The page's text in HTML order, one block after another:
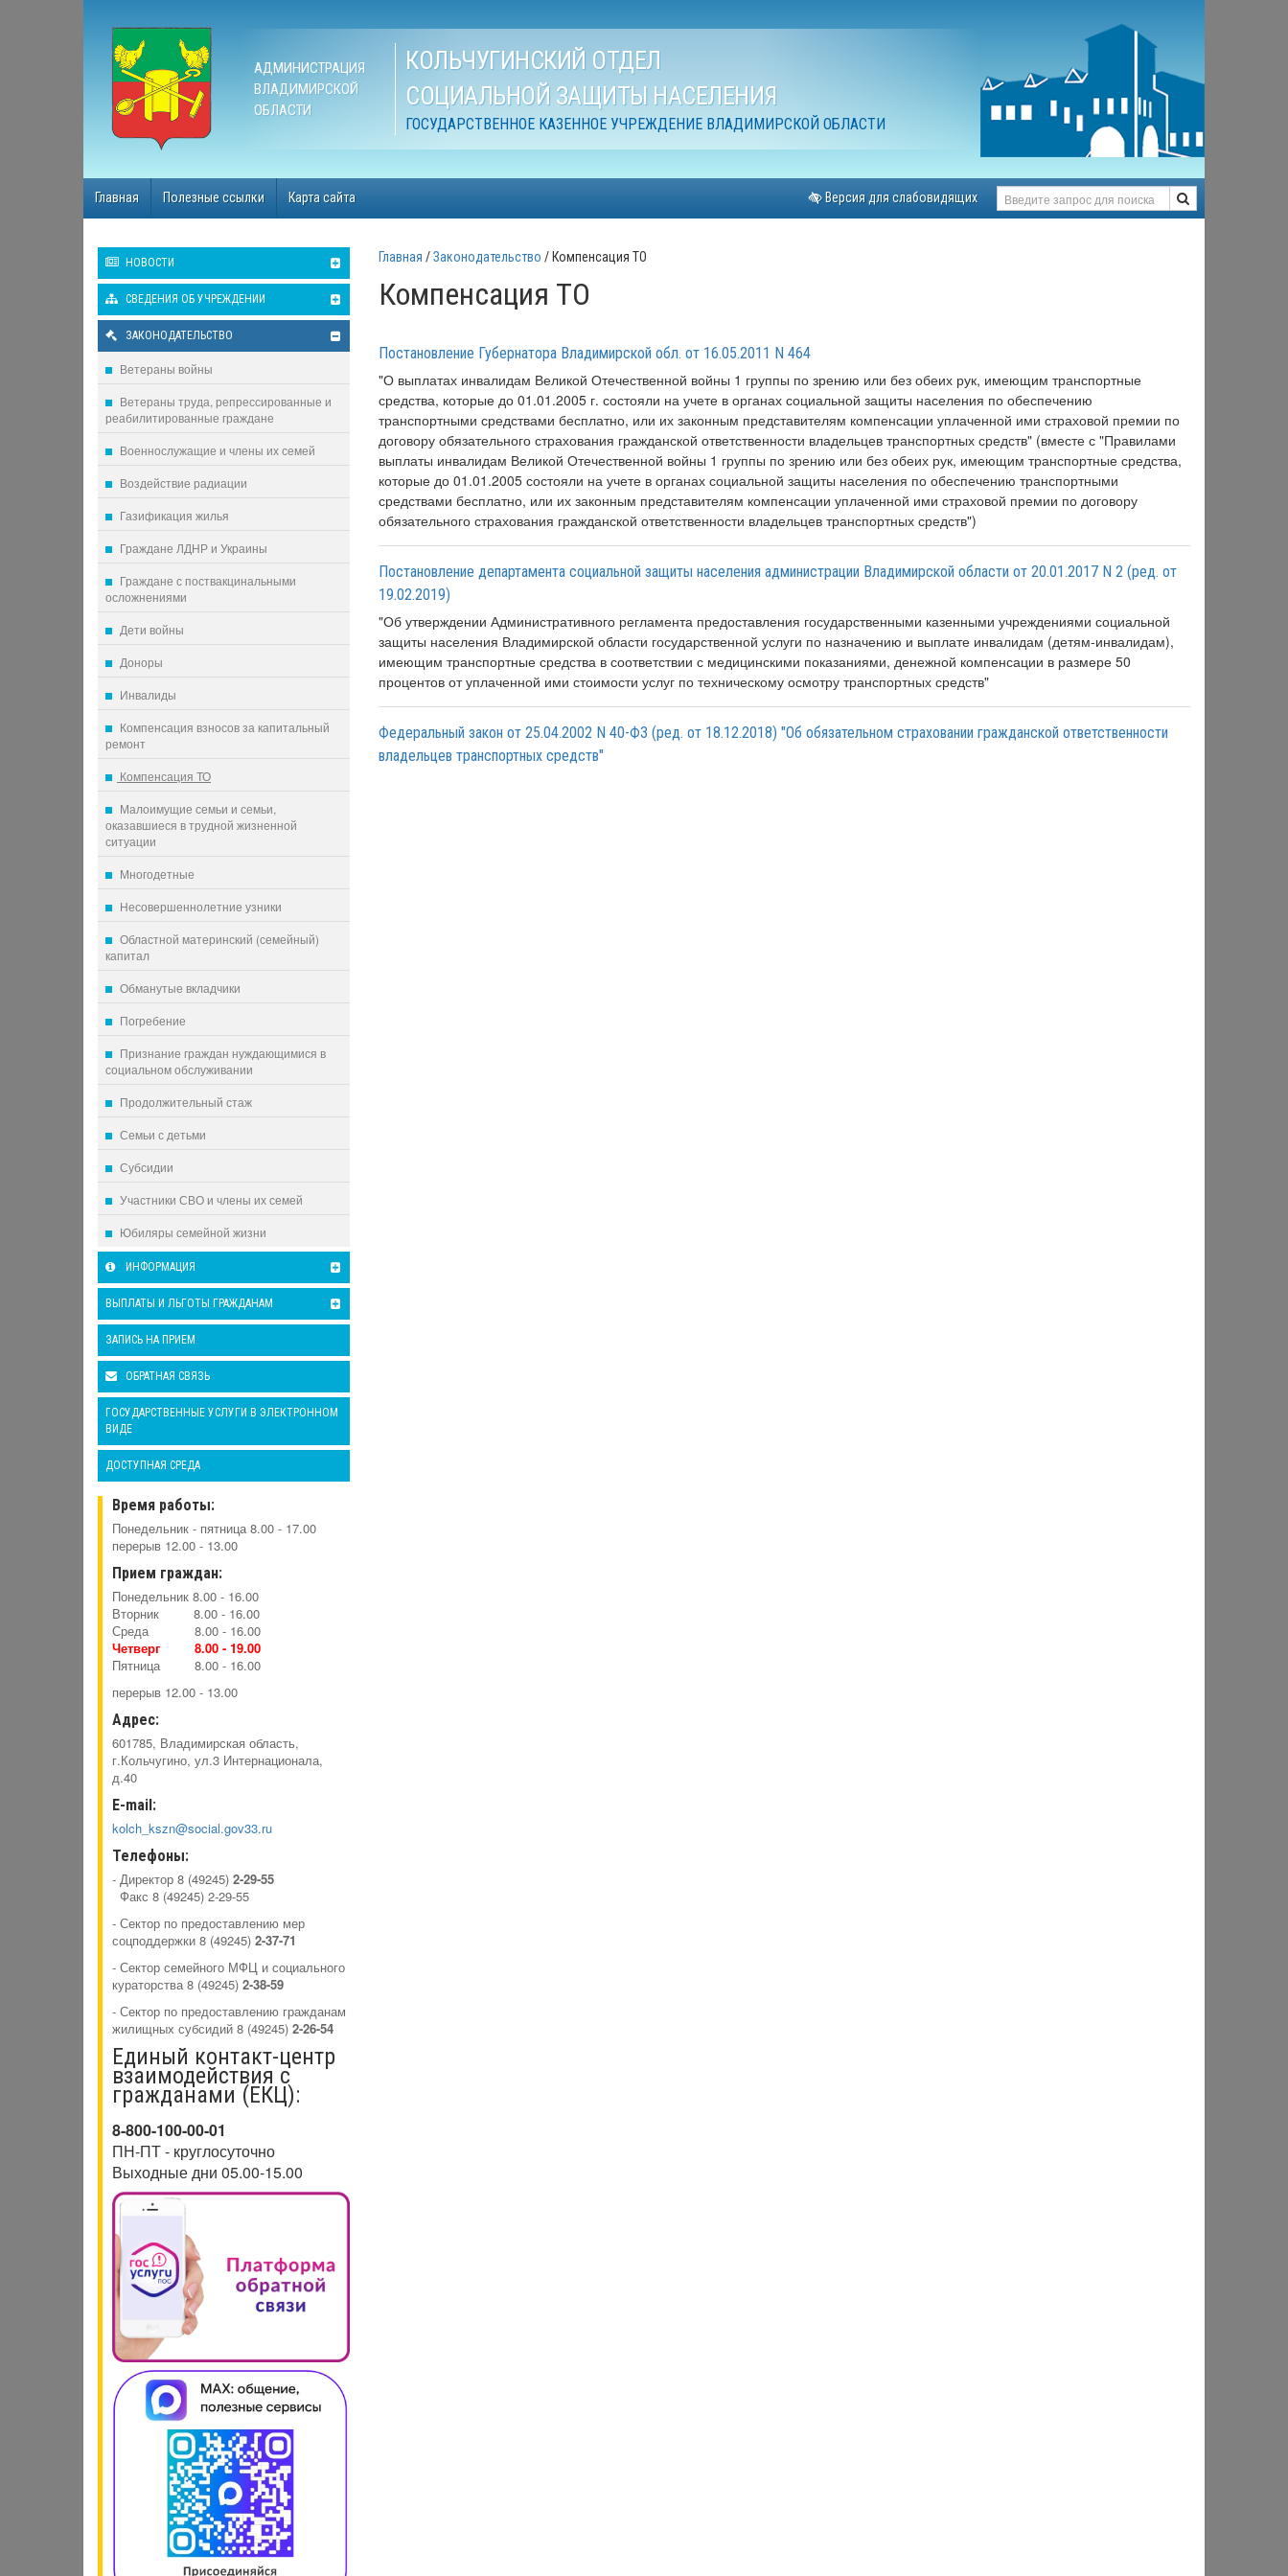
АДМИНИСТРАЦИЯ
ВЛАДИМИРСКОЙ
ОБЛАСТИ
КОЛЬЧУГИНСКИЙ ОТДЕЛ
СОЦИАЛЬНОЙ ЗАЩИТЫ НАСЕЛЕНИЯ
ГОСУДАРСТВЕННОЕ КАЗЕННОЕ УЧРЕЖДЕНИЕ ВЛАДИМИРСКОЙ ОБЛАСТИ
Главная Полезные ссылки Карта сайта Версия для слабовидящих
НОВОСТИ
СВЕДЕНИЯ ОБ УЧРЕЖДЕНИИ
ЗАКОНОДАТЕЛЬСТВО
Ветераны войны
Ветераны труда, репрессированные и
реабилитированные граждане
Военнослужащие и члены их семей
Воздействие радиации
Газификация жилья
Граждане ЛДНР и Украины
Граждане с поствакцинальными
осложнениями
Дети войны
Доноры
Инвалиды
Компенсация взносов за капитальный
ремонт
Компенсация ТО
Малоимущие семьи и семьи,
оказавшиеся в трудной жизненной
ситуации
Многодетные
Несовершеннолетние узники
Областной материнский (семейный)
капитал
Обманутые вкладчики
Погребение
Признание граждан нуждающимися в
социальном обслуживании
Продолжительный стаж
Семьи с детьми
Субсидии
Участники СВО и члены их семей
Юбиляры семейной жизни
ИНФОРМАЦИЯ
ВЫПЛАТЫ И ЛЬГОТЫ ГРАЖДАНАМ
ЗАПИСЬ НА ПРИЕМ
ОБРАТНАЯ СВЯЗЬ
ГОСУДАРСТВЕННЫЕ УСЛУГИ В ЭЛЕКТРОННОМ
ВИДЕ
ДОСТУПНАЯ СРЕДА
Время работы:
Понедельник - пятница 8.00 - 17.00
перерыв 12.00 - 13.00
Прием граждан:
Понедельник 8.00 - 16.00
Вторник 8.00 - 16.00
Среда 8.00 - 16.00
Четверг 8.00 - 19.00
Пятница 8.00 - 16.00
перерыв 12.00 - 13.00
Адрес:
601785, Владимирская область,
г.Кольчугино, ул.3 Интернационала,
д.40
E-mail:
kolch_kszn@social.gov33.ru
Телефоны:
- Директор 8 (49245) 2-29-55
Факс 8 (49245) 2-29-55
- Сектор по предоставлению мер
соцподдержки 8 (49245) 2-37-71
- Сектор семейного МФЦ и социального
кураторства 8 (49245) 2-38-59
- Сектор по предоставлению гражданам
жилищных субсидий 8 (49245) 2-26-54
Единый контакт-центр
взаимодействия с
гражданами (ЕКЦ):
8-800-100-00-01
ПН-ПТ - круглосуточно
Выходные дни 05.00-15.00
Главная Законодательство Компенсация ТО
Компенсация ТО
Постановление Губернатора Владимирской обл. от 16.05.2011 N 464
"О выплатах инвалидам Великой Отечественной войны 1 группы по зрению или без обеих рук, имеющим транспортные
средства, которые до 01.01.2005 г. состояли на учете в органах социальной защиты населения по обеспечению
транспортными средствами бесплатно, или их законным представителям компенсации уплаченной ими страховой премии по
договору обязательного страхования гражданской ответственности владельцев транспортных средств" (вместе с "Правилами
выплаты инвалидам Великой Отечественной войны 1 группы по зрению или без обеих рук, имеющим транспортные средства,
которые до 01.01.2005 состояли на учете в органах социальной защиты населения по обеспечению транспортными
средствами бесплатно, или их законным представителям компенсации уплаченной ими страховой премии по договору
обязательного страхования гражданской ответственности владельцев транспортных средств")
Постановление департамента социальной защиты населения администрации Владимирской области от 20.01.2017 N 2 (ред. от
19.02.2019)
"Об утверждении Административного регламента предоставления государственными казенными учреждениями социальной
защиты населения Владимирской области государственной услуги по назначению и выплате инвалидам (детям-инвалидам),
имеющим транспортные средства в соответствии с медицинскими показаниями, денежной компенсации в размере 50
процентов от уплаченной ими стоимости услуг по техническому осмотру транспортных средств"
Федеральный закон от 25.04.2002 N 40-ФЗ (ред. от 18.12.2018) "Об обязательном страховании гражданской ответственности
владельцев транспортных средств"